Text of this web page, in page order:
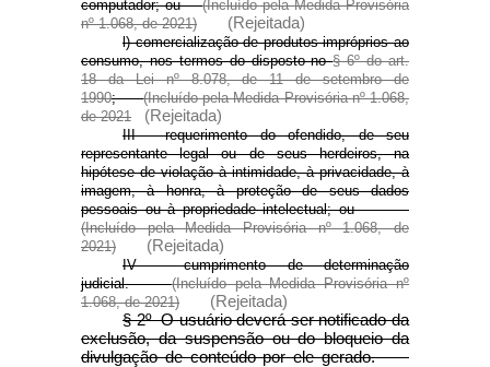
computador; ou(Incluído pela Medida Provisória
nº 1.068, de 2021)
(Rejeitada)
l) comercialização de produtos impróprios ao
consumo, nos termos do disposto no§ 6º do art.
18 da Lei nº 8.078, de 11 de setembro de
1990;(Incluído pela Medida Provisória nº 1.068,
de 2021
(Rejeitada)
III - requerimento do ofendido, de seu
representante legal ou de seus herdeiros, na
hipótese de violação à intimidade, à privacidade, à
imagem, à honra, à proteção de seus dados
pessoais ou à propriedade intelectual; ou
(Incluído pela Medida Provisória nº 1.068, de
2021)
(Rejeitada)
IV - cumprimento de determinação
judicial.(Incluído pela Medida Provisória nº
1.068, de 2021)
(Rejeitada)
§ 2º O usuário deverá ser notificado da
exclusão, da suspensão ou do bloqueio da
divulgação de conteúdo por ele gerado.